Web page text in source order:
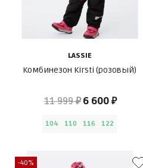
LASSIE
Комбинезон Kirsti (розовый)
11 999 ₽6 600 ₽
104 110 116 122
-40%